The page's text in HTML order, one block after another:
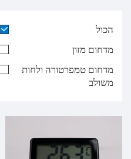
הכול
מדחום מזון
מדחום טמפרטורה ולחות
משולב